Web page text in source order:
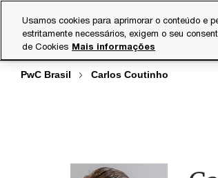
content
footer
PwC Brasil Carlos Coutinho
Usamos cookies para aprimorar o conteúdo e
estritamente necessários, exigem o seu
de Cookies Mais informações